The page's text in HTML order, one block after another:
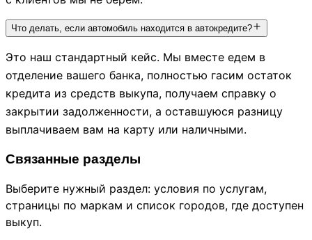
Что делать, если автомобиль находится в автокредите?
Это наш стандартный кейс. Мы вместе едем в
отделение вашего банка, полностью гасим остаток
кредита из средств выкупа, получаем справку о
закрытии задолженности, а оставшуюся разницу
выплачиваем вам на карту или наличными.
Связанные разделы
Выберите нужный раздел: условия по услугам,
страницы по маркам и список городов, где доступен
выкуп.